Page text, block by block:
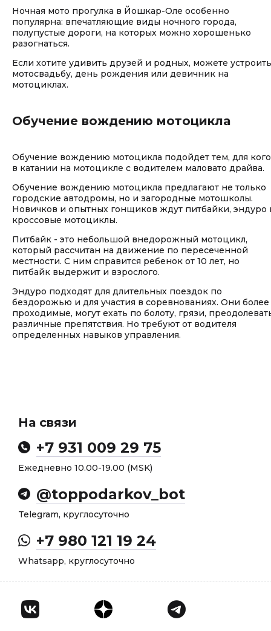
Ночная мото прогулка в Йошкар-Оле особенно
популярна: впечатляющие виды ночного города,
полупустые дороги, на которых можно хорошенько
разогнаться.
Если хотите удивить друзей и родных, можете устроить
мотосвадьбу, день рождения или девичник на
мотоциклах.
Обучение вождению мотоцикла
Обучение вождению мотоцикла подойдет тем, для кого
в катании на мотоцикле с водителем маловато драйва.
Обучение вождению мотоцикла предлагают не только
городские автодромы, но и загородные мотошколы.
Новичков и опытных гонщиков ждут питбайки, эндуро
кроссовые мотоциклы.
Питбайк - это небольшой внедорожный мотоцикл,
который рассчитан на движение по пересеченной
местности. С ним справится ребенок от 10 лет, но
питбайк выдержит и взрослого.
Эндуро подходят для длительных поездок по
бездорожью и для участия в соревнованиях. Они более
проходимые, могут ехать по болоту, грязи,
различные препятствия. Но требуют от водителя
определенных навыков управления.
На связи
+7 931 009 29 75
Ежедневно 10.00-19.00 (MSK)
@toppodarkov_bot
Telegram, круглосуточно
+7 980 121 19 24
Whatsapp, круглосуточно